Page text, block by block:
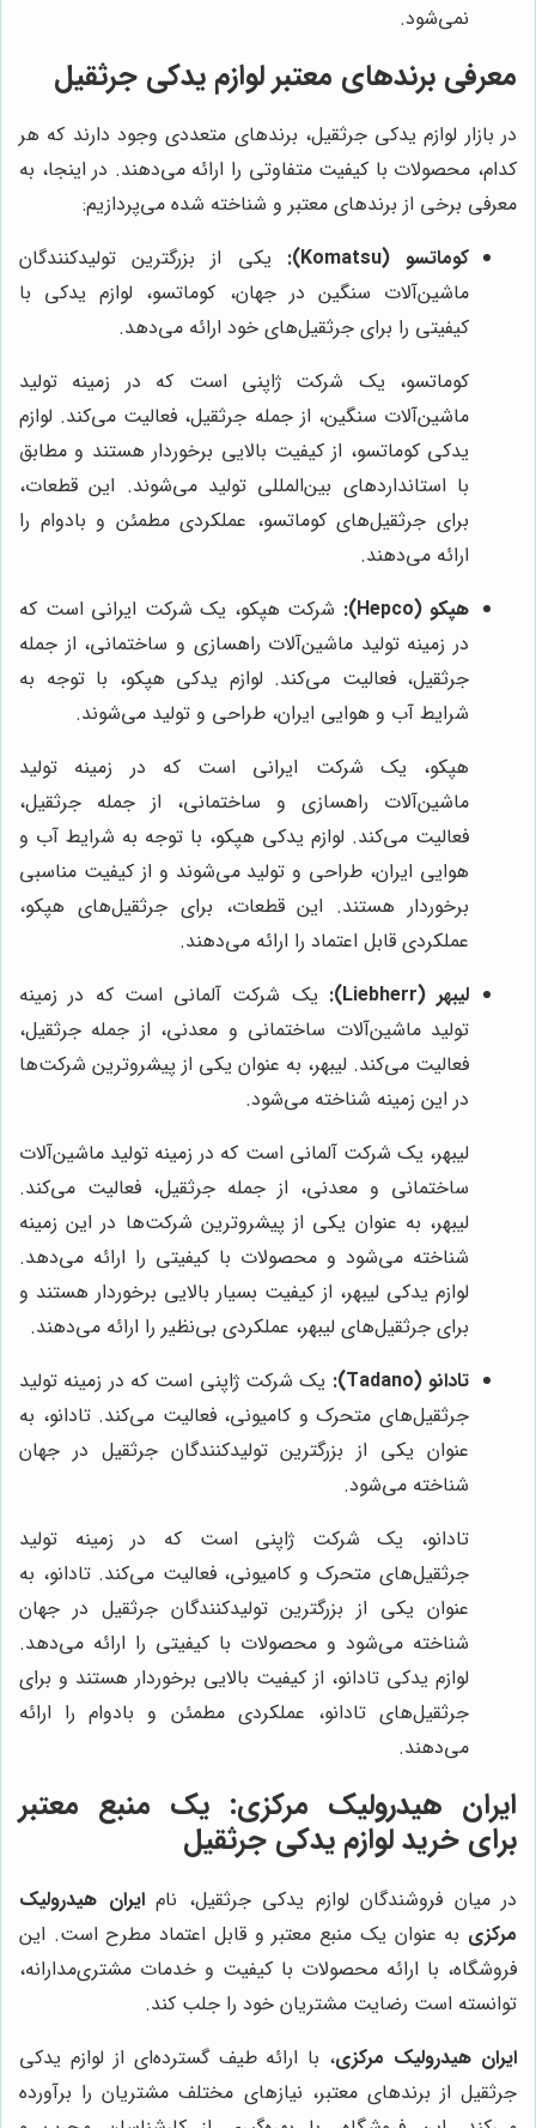
نمی‌شود.
معرفی برندهای معتبر لوازم یدکی جرثقیل
در بازار لوازم یدکی جرثقیل، برندهای متعددی وجود دارند که هر
کدام، محصولات با کیفیت متفاوتی را ارائه می‌دهند. در اینجا، به
معرفی برخی از برندهای معتبر و شناخته شده می‌پردازیم:
کوماتسو (Komatsu):
یکی از بزرگترین تولیدکنندگان
ماشین‌آلات سنگین در جهان، کوماتسو، لوازم یدکی با
کیفیتی را برای جرثقیل‌های خود ارائه می‌دهد.
کوماتسو، یک شرکت ژاپنی است که در زمینه تولید
ماشین‌آلات سنگین، از جمله جرثقیل، فعالیت می‌کند. لوازم
یدکی کوماتسو، از کیفیت بالایی برخوردار هستند و مطابق
با استانداردهای بین‌المللی تولید می‌شوند. این قطعات،
برای جرثقیل‌های کوماتسو، عملکردی مطمئن و بادوام را
ارائه می‌دهند.
هپکو (Hepco):
شرکت هپکو، یک شرکت ایرانی است که
در زمینه تولید ماشین‌آلات راهسازی و ساختمانی، از جمله
جرثقیل، فعالیت می‌کند. لوازم یدکی هپکو، با توجه به
شرایط آب و هوایی ایران، طراحی و تولید می‌شوند.
هپکو، یک شرکت ایرانی است که در زمینه تولید
ماشین‌آلات راهسازی و ساختمانی، از جمله جرثقیل،
فعالیت می‌کند. لوازم یدکی هپکو، با توجه به شرایط آب و
هوایی ایران، طراحی و تولید می‌شوند و از کیفیت مناسبی
برخوردار هستند. این قطعات، برای جرثقیل‌های هپکو،
عملکردی قابل اعتماد را ارائه می‌دهند.
لیبهر (Liebherr):
یک شرکت آلمانی است که در زمینه
تولید ماشین‌آلات ساختمانی و معدنی، از جمله جرثقیل،
فعالیت می‌کند. لیبهر، به عنوان یکی از پیشروترین شرکت‌ها
در این زمینه شناخته می‌شود.
لیبهر، یک شرکت آلمانی است که در زمینه تولید ماشین‌آلات
ساختمانی و معدنی، از جمله جرثقیل، فعالیت می‌کند.
لیبهر، به عنوان یکی از پیشروترین شرکت‌ها در این زمینه
شناخته می‌شود و محصولات با کیفیتی را ارائه می‌دهد.
لوازم یدکی لیبهر، از کیفیت بسیار بالایی برخوردار هستند و
برای جرثقیل‌های لیبهر، عملکردی بی‌نظیر را ارائه می‌دهند.
تادانو (Tadano):
یک شرکت ژاپنی است که در زمینه تولید
جرثقیل‌های متحرک و کامیونی، فعالیت می‌کند. تادانو، به
عنوان یکی از بزرگترین تولیدکنندگان جرثقیل در جهان
شناخته می‌شود.
تادانو، یک شرکت ژاپنی است که در زمینه تولید
جرثقیل‌های متحرک و کامیونی، فعالیت می‌کند. تادانو، به
عنوان یکی از بزرگترین تولیدکنندگان جرثقیل در جهان
شناخته می‌شود و محصولات با کیفیتی را ارائه می‌دهد.
لوازم یدکی تادانو، از کیفیت بالایی برخوردار هستند و برای
جرثقیل‌های تادانو، عملکردی مطمئن و بادوام را ارائه
می‌دهند.
ایران هیدرولیک مرکزی: یک منبع معتبر
برای خرید لوازم یدکی جرثقیل
در میان فروشندگان لوازم یدکی جرثقیل، نامایران هیدرولیک
مرکزی به عنوان یک منبع معتبر و قابل اعتماد مطرح است. این
فروشگاه، با ارائه محصولات با کیفیت و خدمات مشتری‌مدارانه،
توانسته است رضایت مشتریان خود را جلب کند.
ایران هیدرولیک مرکزی، با ارائه طیف گسترده‌ای از لوازم یدکی
جرثقیل از برندهای معتبر، نیازهای مختلف مشتریان را برآورده